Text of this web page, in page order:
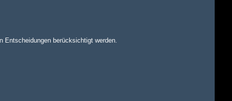
Entscheidungen berücksichtigt werden.